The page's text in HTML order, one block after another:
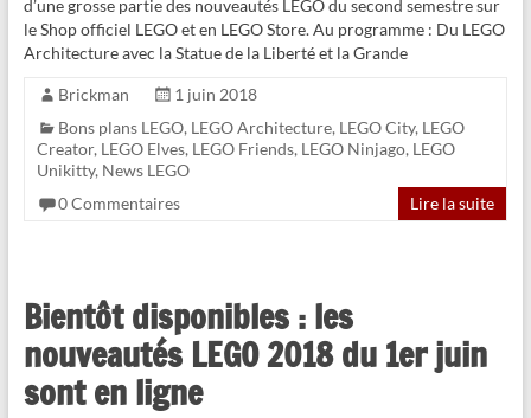
d’une grosse partie des nouveautés LEGO du second semestre sur
le Shop officiel LEGO et en LEGO Store. Au programme : Du LEGO
Architecture avec la Statue de la Liberté et la Grande
Brickman
1 juin 2018
Bons plans LEGO, LEGO Architecture, LEGO City, LEGO
Creator, LEGO Elves, LEGO Friends, LEGO Ninjago, LEGO
Unikitty, News LEGO
0 Commentaires
Lire la suite
Bientôt disponibles : les
nouveautés LEGO 2018 du 1er juin
sont en ligne